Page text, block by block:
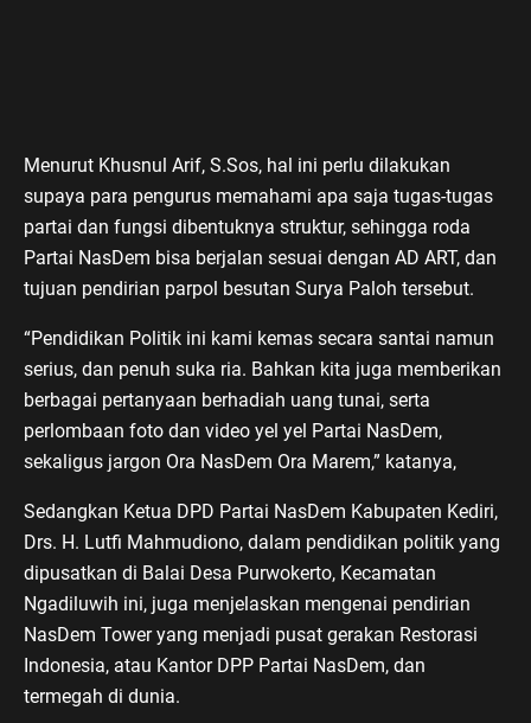
Menurut Khusnul Arif, S.Sos, hal ini perlu dilakukan
supaya para pengurus memahami apa saja tugas-tugas
partai dan fungsi dibentuknya struktur, sehingga roda
Partai NasDem bisa berjalan sesuai dengan AD ART, dan
tujuan pendirian parpol besutan Surya Paloh tersebut.
“Pendidikan Politik ini kami kemas secara santai namun
serius, dan penuh suka ria. Bahkan kita juga memberikan
berbagai pertanyaan berhadiah uang tunai, serta
perlombaan foto dan video yel yel Partai NasDem,
sekaligus jargon Ora NasDem Ora Marem,” katanya,
Sedangkan Ketua DPD Partai NasDem Kabupaten Kediri,
Drs. H. Lutfi Mahmudiono, dalam pendidikan politik yang
dipusatkan di Balai Desa Purwokerto, Kecamatan
Ngadiluwih ini, juga menjelaskan mengenai pendirian
NasDem Tower yang menjadi pusat gerakan Restorasi
Indonesia, atau Kantor DPP Partai NasDem, dan
termegah di dunia.